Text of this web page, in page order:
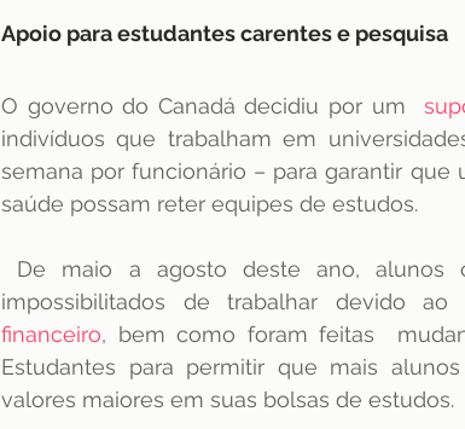
Apoio para estudantes carentes e pesquisa
O governo do Canadá decidiu por um
indivíduos que trabalham em
semana por funcionário – para garantir
saúde possam reter equipes de estudos.
impossibilitados de trabalhar devido ao
financeiro, bem como foram feitas
Estudantes para permitir que mais
valores maiores em suas bolsas de estudos.